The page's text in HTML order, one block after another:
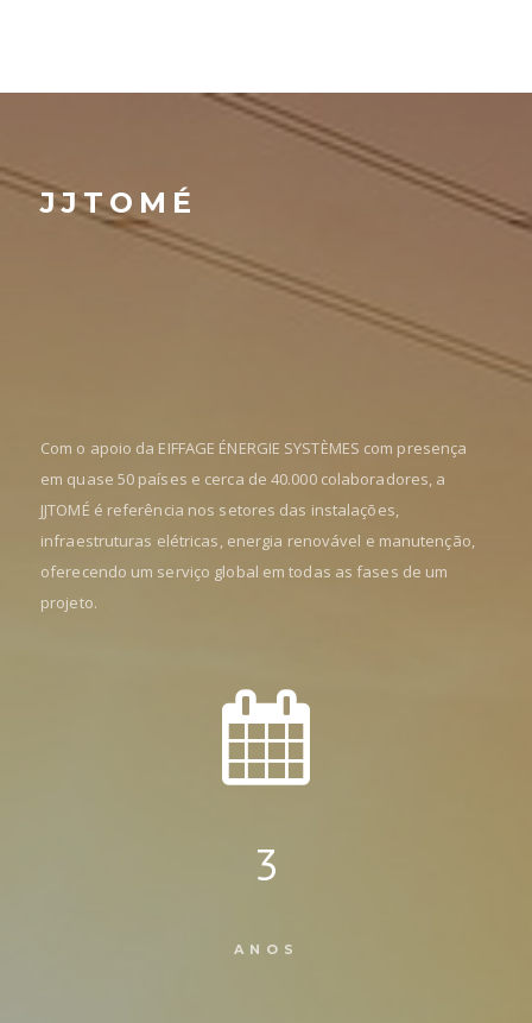
JJTOMÉ
Com o apoio da EIFFAGE ÉNERGIE SYSTÈMES com presença
em quase 50 países e cerca de 40.000 colaboradores, a
JJTOMÉ é referência nos setores das instalações,
infraestruturas elétricas, energia renovável e manutenção,
oferecendo um serviço global em todas as fases de um
projeto.
3
ANOS